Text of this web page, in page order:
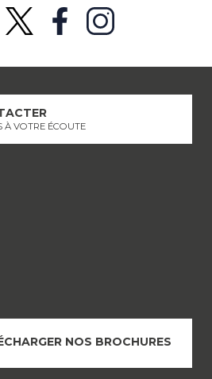
À VOTRE ÉCOUTE
NOS BROCHURES